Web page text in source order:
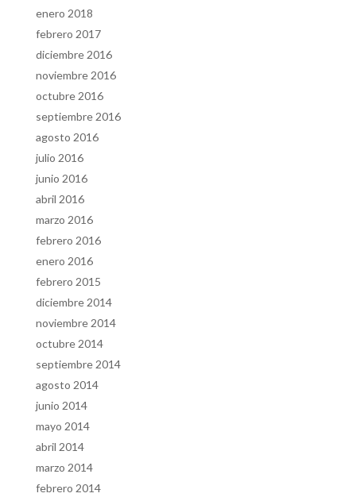
enero 2018
febrero 2017
diciembre 2016
noviembre 2016
octubre 2016
septiembre 2016
agosto 2016
julio 2016
junio 2016
abril 2016
marzo 2016
febrero 2016
enero 2016
febrero 2015
diciembre 2014
noviembre 2014
octubre 2014
septiembre 2014
agosto 2014
junio 2014
mayo 2014
abril 2014
marzo 2014
febrero 2014